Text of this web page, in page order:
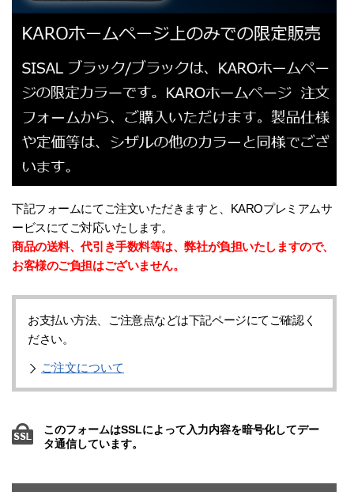
下記フォームにてご注文いただきますと、KAROプレミアムサ
ービスにてご対応いたします。
商品の送料、代引き手数料等は、弊社が負担いたしますので、
お客様のご負担はございません。
お支払い方法、ご注意点などは下記ページにてご確認く
ださい。
ご注文について
このフォームはSSLによって入力内容を暗号化してデー
タ通信しています。